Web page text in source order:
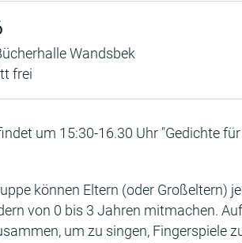
Wandsbek
frei
um 15:30-16.30 Uhr "Gedichte
können Eltern (oder Großeltern)
von 0 bis 3 Jahren mitmachen.
um zu singen, Fingerspiele